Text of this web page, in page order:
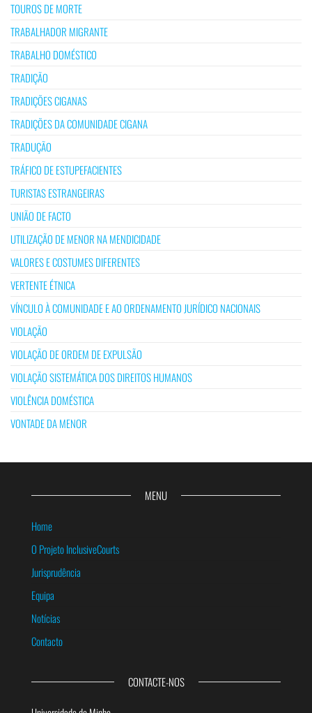
TOUROS DE MORTE
TRABALHADOR MIGRANTE
TRABALHO DOMÉSTICO
TRADIÇÃO
TRADIÇÕES CIGANAS
TRADIÇÕES DA COMUNIDADE CIGANA
TRADUÇÃO
TRÁFICO DE ESTUPEFACIENTES
TURISTAS ESTRANGEIRAS
UNIÃO DE FACTO
UTILIZAÇÃO DE MENOR NA MENDICIDADE
VALORES E COSTUMES DIFERENTES
VERTENTE ÉTNICA
VÍNCULO À COMUNIDADE E AO ORDENAMENTO JURÍDICO NACIONAIS
VIOLAÇÃO
VIOLAÇÃO DE ORDEM DE EXPULSÃO
VIOLAÇÃO SISTEMÁTICA DOS DIREITOS HUMANOS
VIOLÊNCIA DOMÉSTICA
VONTADE DA MENOR
MENU
Home
O Projeto InclusiveCourts
Jurisprudência
Equipa
Notícias
Contacto
CONTACTE-NOS